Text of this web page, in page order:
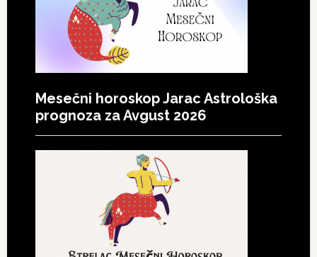
Mesečni horoskop Jarac Astrološka
prognoza za Avgust 2026